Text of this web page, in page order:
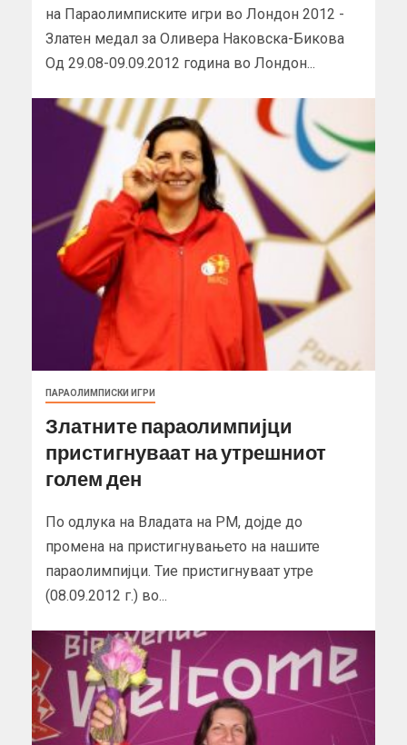
на Параолимписките игри во Лондон 2012 -
Златен медал за Оливера Наковска-Бикова
Од 29.08-09.09.2012 година во Лондон...
ПАРАОЛИМПИСКИ ИГРИ
Златните параолимпијци
пристигнуваат на утрешниот
голем ден
По одлука на Владата на РМ, дојде до
промена на пристигнувањето на нашите
параолимпијци. Тие пристигнуваат утре
(08.09.2012 г.) во...